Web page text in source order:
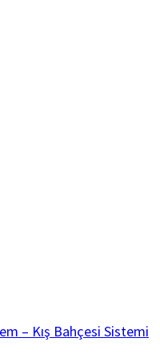
– Kış Bahçesi Sistemi